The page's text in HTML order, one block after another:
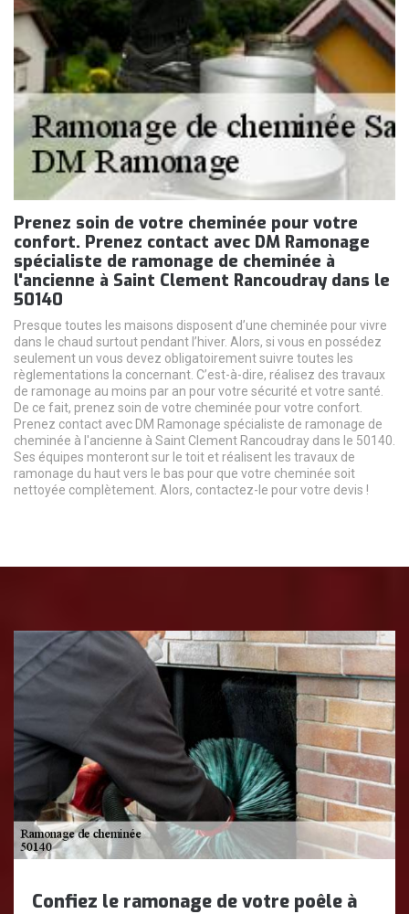
Prenez soin de votre cheminée pour votre
confort. Prenez contact avec DM Ramonage
spécialiste de ramonage de cheminée à
l'ancienne à Saint Clement Rancoudray dans le
50140
Presque toutes les maisons disposent d’une cheminée pour vivre
dans le chaud surtout pendant l’hiver. Alors, si vous en possédez
seulement un vous devez obligatoirement suivre toutes les
règlementations la concernant. C’est-à-dire, réalisez des travaux
de ramonage au moins par an pour votre sécurité et votre santé.
De ce fait, prenez soin de votre cheminée pour votre confort.
Prenez contact avec DM Ramonage spécialiste de ramonage de
cheminée à l'ancienne à Saint Clement Rancoudray dans le 50140.
Ses équipes monteront sur le toit et réalisent les travaux de
ramonage du haut vers le bas pour que votre cheminée soit
nettoyée complètement. Alors, contactez-le pour votre devis !
Confiez le ramonage de votre poêle à